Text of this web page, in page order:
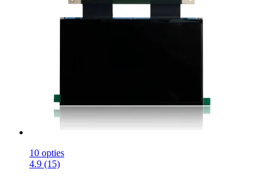
10 opties
4.9 (15)